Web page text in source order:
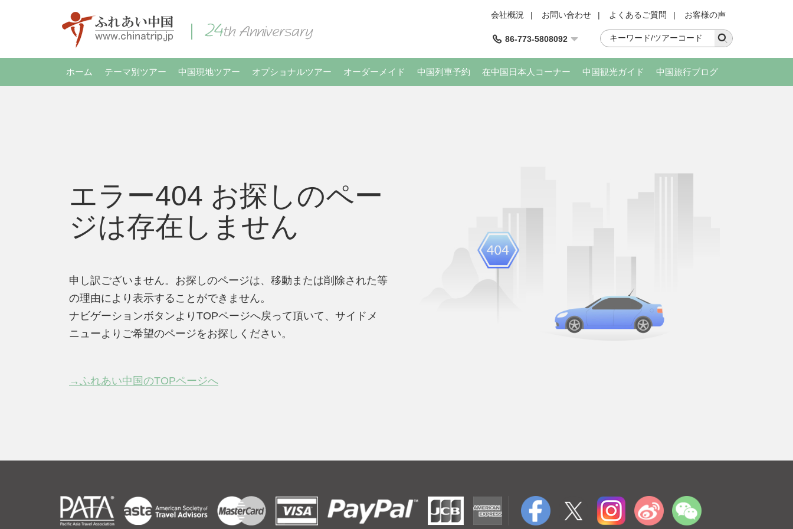
会社概況 | お問い合わせ | よくあるご質問 | お客様の声
86-773-5808092
ホーム テーマ別ツアー 中国現地ツアー オプショナルツアー オーダーメイド 中国列車予約 在中国日本人コーナー 中国観光ガイド 中国旅行ブログ
エラー404 お探しのペー
ジは存在しません
申し訳ございません。お探しのページは、移動または削除された等
の理由により表示することができません。
ナビゲーションボタンよりTOPページへ戻って頂いて、サイドメ
ニューよりご希望のページをお探しください。
→ふれあい中国のTOPページへ